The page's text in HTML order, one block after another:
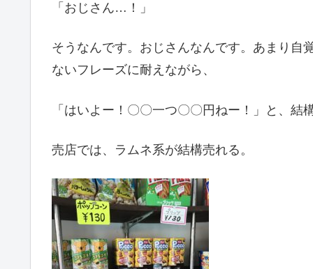
「おじさん…！」
そうなんです。おじさんなんです。あまり自
ないフレーズに耐えながら、
「はいよー！〇〇一つ〇〇円ねー！」と、結
売店では、ラムネ系が結構売れる。